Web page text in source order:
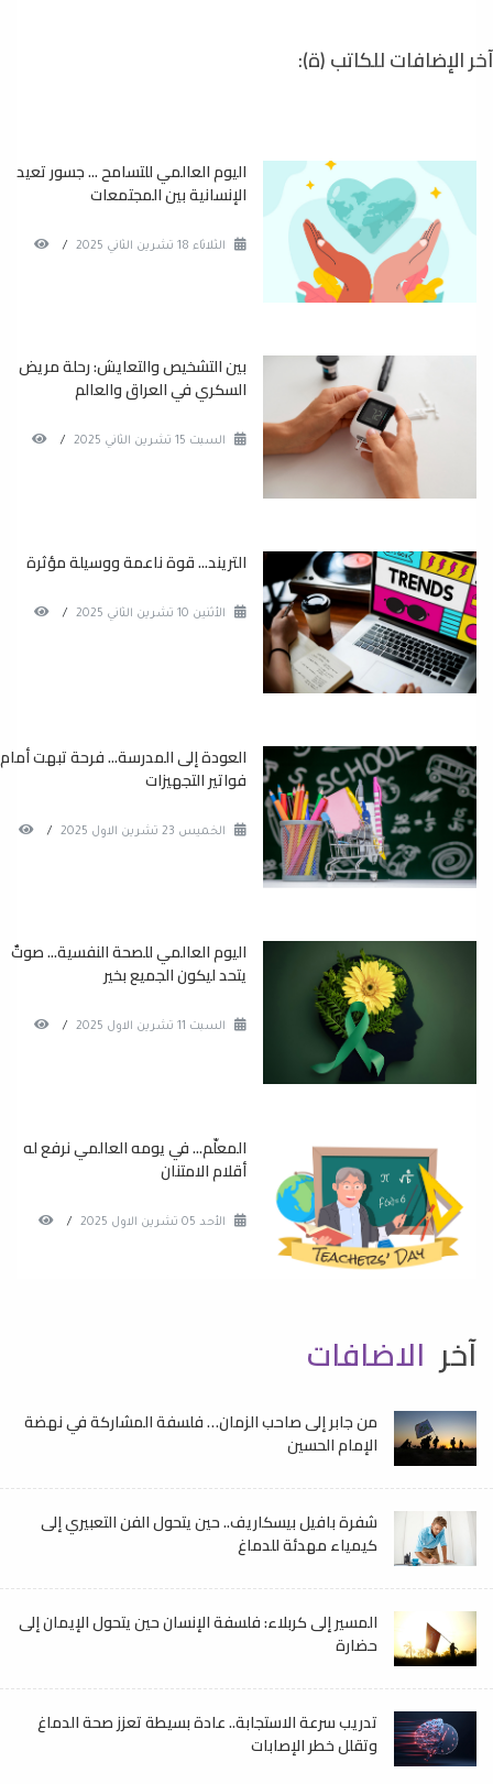
آخر الإضافات للكاتب (ة):
اليوم العالمي للتسامح ... جسور تعيد
الإنسانية بين المجتمعات
الثلاثاء 18 تشرين الثاني 2025 /
بين التشخيص والتعايش: رحلة مريض
السكري في العراق والعالم
السبت 15 تشرين الثاني 2025 /
التريند... قوة ناعمة ووسيلة مؤثرة
الأثنين 10 تشرين الثاني 2025 /
العودة إلى المدرسة... فرحة تبهت أمام
فواتير التجهيزات
الخميس 23 تشرين الاول 2025 /
اليوم العالمي للصحة النفسية... صوتٌ
يتحد ليكون الجميع بخير
السبت 11 تشرين الاول 2025 /
المعلّم... في يومه العالمي نرفع له
أقلام الامتنان
الأحد 05 تشرين الاول 2025 /
آخر الاضافات
من جابر إلى صاحب الزمان… فلسفة المشاركة في نهضة
الإمام الحسين
شفرة بافيل بيسكاريف.. حين يتحول الفن التعبيري إلى
كيمياء مهدئة للدماغ
المسير إلى كربلاء: فلسفة الإنسان حين يتحول الإيمان إلى
حضارة
تدريب سرعة الاستجابة.. عادة بسيطة تعزز صحة الدماغ
وتقلل خطر الإصابات